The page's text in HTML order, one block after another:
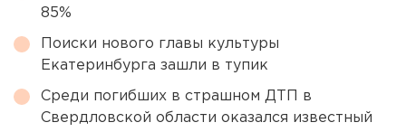
85%
Поиски нового главы культуры
Екатеринбурга зашли в тупик
Среди погибших в страшном ДТП в
Свердловской области оказался известный